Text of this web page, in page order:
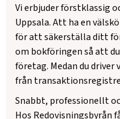
Vi erbjuder förstklassig
Uppsala. Att ha en
för att säkerställa ditt
om bokföringen så att
företag. Medan du
från
Snabbt, professionellt
Hos Redovisningsbyrån